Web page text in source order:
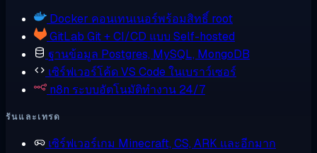
Docker คอนเทนเนอร์พร้อมสิทธิ์ root
GitLab Git + CI/CD แบบ Self-hosted
ฐานข้อมูล Postgres, MySQL, MongoDB
เซิร์ฟเวอร์โค้ดVS Code ในเบราว์เซอร์
n8n ระบบอัตโนมัติทำงาน 24/7
รันและเทรด
เซิร์ฟเวอร์เกม Minecraft, CS, ARK และอีกมาก